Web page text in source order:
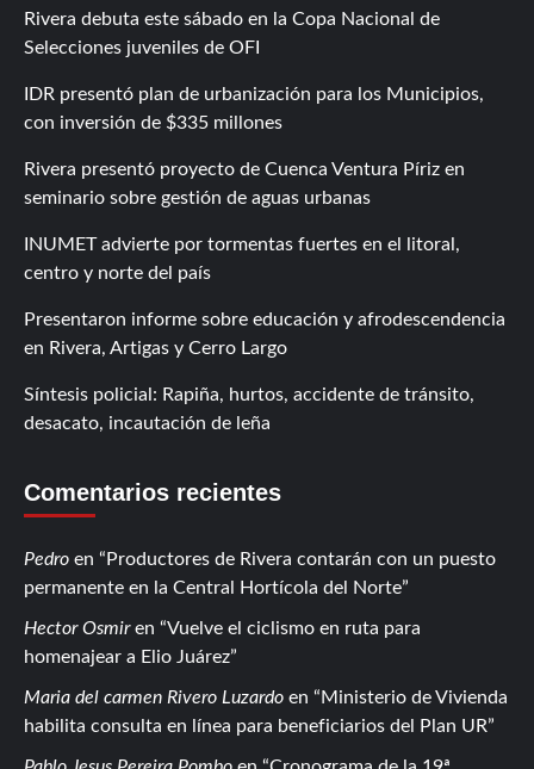
Rivera debuta este sábado en la Copa Nacional de
Selecciones juveniles de OFI
IDR presentó plan de urbanización para los Municipios,
con inversión de $335 millones
Rivera presentó proyecto de Cuenca Ventura Píriz en
seminario sobre gestión de aguas urbanas
INUMET advierte por tormentas fuertes en el litoral,
centro y norte del país
Presentaron informe sobre educación y afrodescendencia
en Rivera, Artigas y Cerro Largo
Síntesis policial: Rapiña, hurtos, accidente de tránsito,
desacato, incautación de leña
Comentarios recientes
Pedro en
Productores de Rivera contarán con un puesto
permanente en la Central Hortícola del Norte
Hector Osmiren
Vuelve el ciclismo en ruta para
homenajear a Elio Juárez
Maria del carmen Rivero Luzardo en
Ministerio de Vivienda
habilita consulta en línea para beneficiarios del Plan UR